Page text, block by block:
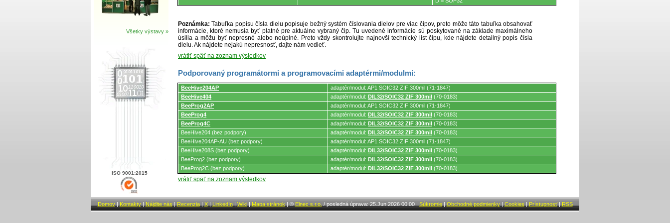
Všetky výstavy »
ISO 9001:2015
Poznámka: Tabuľka popisu čísla dielu popisuje bežný systém číslovania dielov pre viac čipov, preto môže táto tabuľka obsahovať
informácie, ktoré nemusia byť platné pre aktuálne vybraný čip. Tu uvedené informácie sú poskytované na základe maximálneho
úsilia a môžu byť nepresné alebo neúplné. Preto vždy skontrolujte najnovší technický list čipu, kde nájdete detailný popis čísla
dielu. Ak nájdete nejakú nepresnosť, dajte nám vedieť.
vrátiť späť na zoznam výsledkov
Podporovaný programátormi a programovacími adaptérmi/modulmi:
Podporovaný
programátormi
programovacími
adaptérmi/modulmi.
BeeHive204AP
adaptér/modul: AP1 SOIC32 ZIF 300mil (71-1847)
BeeHive404
adaptér/modul: DIL32/SOIC32 ZIF 300mil (70-0183)
BeeProg2AP
adaptér/modul: AP1 SOIC32 ZIF 300mil (71-1847)
BeeProg4
adaptér/modul: DIL32/SOIC32 ZIF 300mil (70-0183)
BeeProg4C
adaptér/modul: DIL32/SOIC32 ZIF 300mil (70-0183)
BeeHive204 (bez podpory)
adaptér/modul: DIL32/SOIC32 ZIF 300mil (70-0183)
BeeHive204AP-AU (bez podpory)
adaptér/modul: AP1 SOIC32 ZIF 300mil (71-1847)
BeeHive208S (bez podpory)
adaptér/modul: DIL32/SOIC32 ZIF 300mil (70-0183)
BeeProg2 (bez podpory)
adaptér/modul: DIL32/SOIC32 ZIF 300mil (70-0183)
BeeProg2C (bez podpory)
adaptér/modul: DIL32/SOIC32 ZIF 300mil (70-0183)
vrátiť späť na zoznam výsledkov
Domov| Kontakty| Nájdite nás | Recenzia| X| LinkedIn| Wiki| Mapa stránok | © Elnec s.r.o. / posledná úprava: 25.Jun.2026 00:00| Súkromie| Obchodné podmienky| Cookies | Prístupnosť| RSS